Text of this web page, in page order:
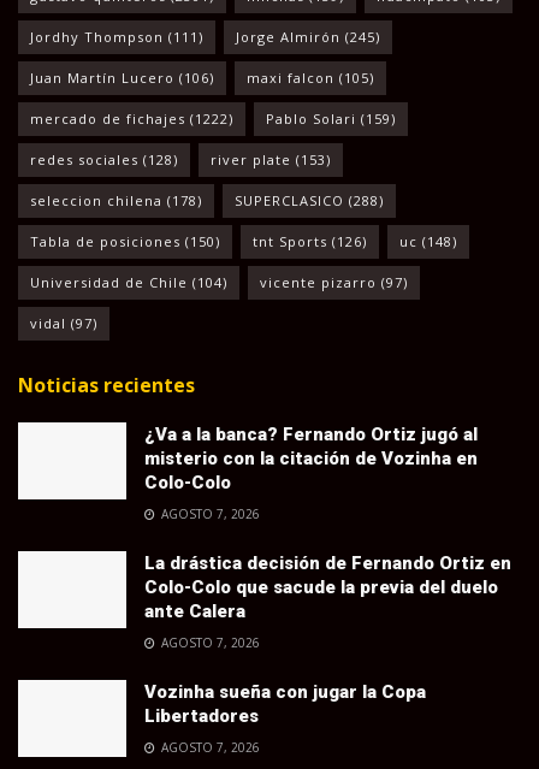
Jordhy Thompson (111) Jorge Almirón (245)
Juan Martín Lucero (106) maxi falcon (105)
mercado de fichajes (1222) Pablo Solari (159)
redes sociales (128) river plate (153)
seleccion chilena (178) SUPERCLASICO (288)
Tabla de posiciones (150) tnt Sports (126) uc (148)
Universidad de Chile (104) vicente pizarro (97)
vidal (97)
Noticias recientes
¿Va a la banca? Fernando Ortiz jugó al
misterio con la citación de Vozinha en
Colo-Colo
AGOSTO 7, 2026
La drástica decisión de Fernando Ortiz en
Colo-Colo que sacude la previa del duelo
ante Calera
AGOSTO 7, 2026
Vozinha sueña con jugar la Copa
Libertadores
AGOSTO 7, 2026